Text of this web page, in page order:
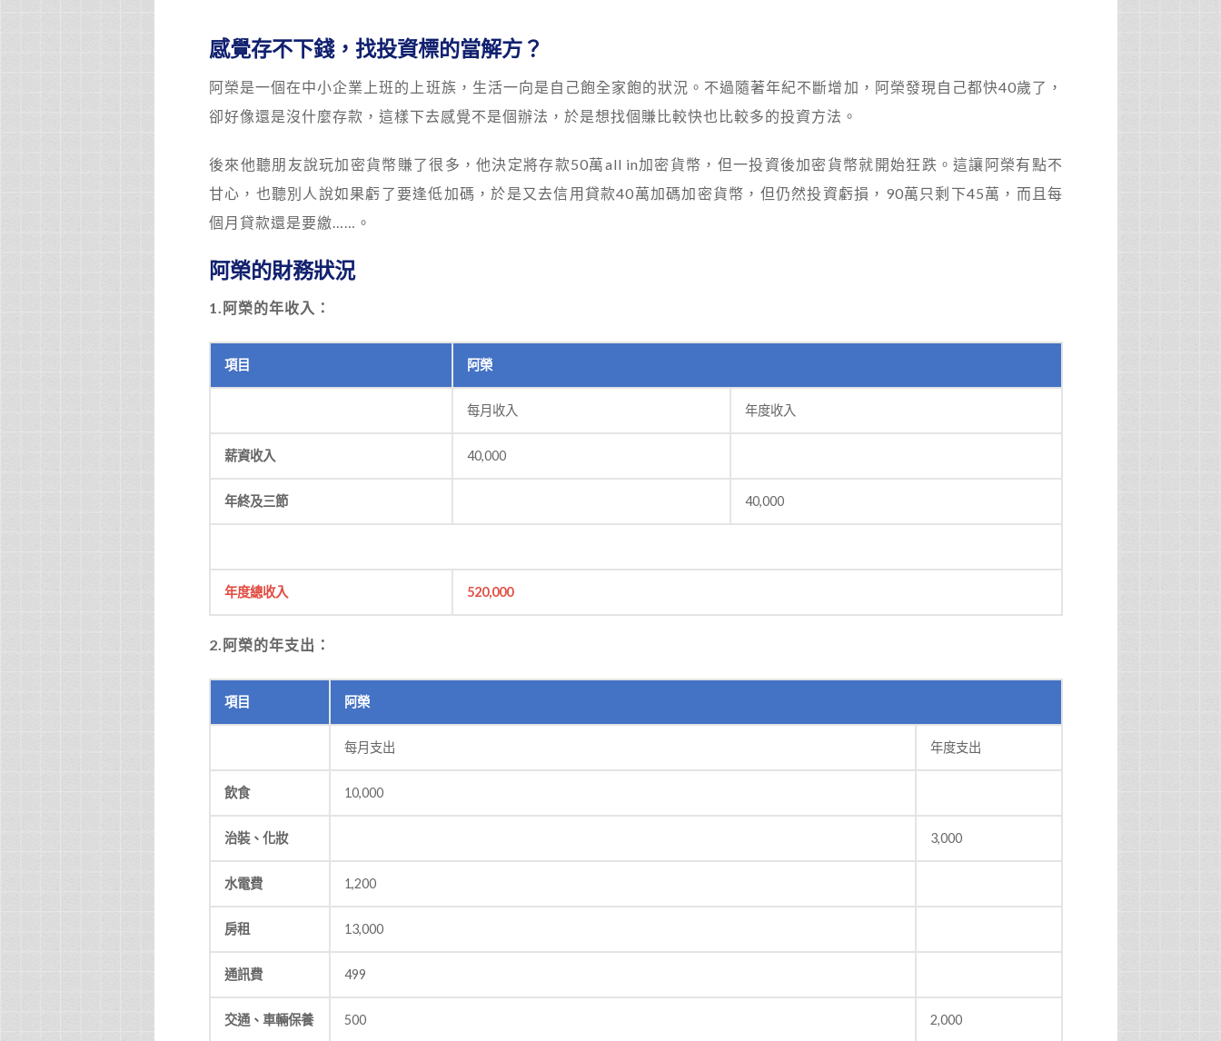
感覺存不下錢，找投資標的當解方？
阿榮是一個在中小企業上班的上班族，生活一向是自己飽全家飽的狀況。不過隨著年紀不斷增加，阿榮發現自己都快40歲了，
卻好像還是沒什麼存款，這樣下去感覺不是個辦法，於是想找個賺比較快也比較多的投資方法。
後來他聽朋友說玩加密貨幣賺了很多，他決定將存款50萬all in加密貨幣，但一投資後加密貨幣就開始狂跌。這讓阿榮有點不
甘心，也聽別人說如果虧了要逢低加碼，於是又去信用貸款40萬加碼加密貨幣，但仍然投資虧損，90萬只剩下45萬，而且每
個月貸款還是要繳……。
阿榮的財務狀況
1.阿榮的年收入：
項目 阿榮
每月收入 年度收入
薪資收入 40,000
年終及三節 40,000
年度總收入 520,000
2.阿榮的年支出：
項目 阿榮
每月支出 年度支出
飲食 10,000
治裝、化妝 3,000
水電費 1,200
房租 13,000
通訊費 499
交通、車輛保養 500 2,000